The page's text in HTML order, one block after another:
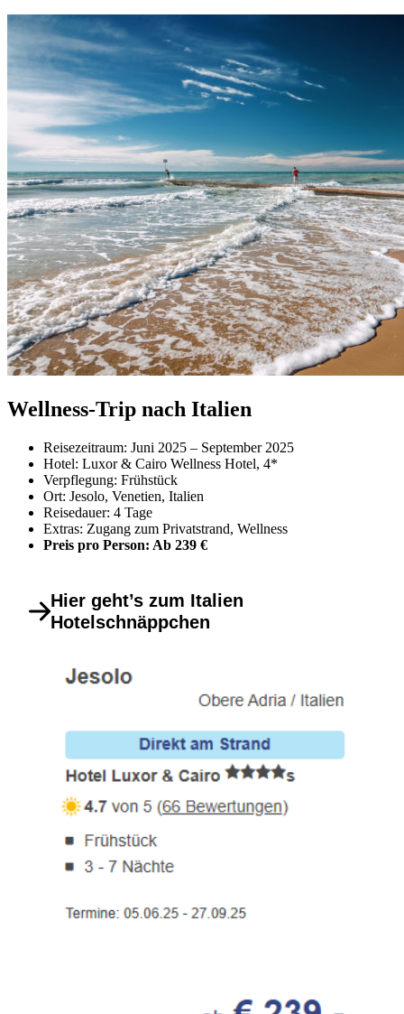
Wellness-Trip nach Italien
Reisezeitraum: Juni 2025 – September 2025
Hotel: Luxor & Cairo Wellness Hotel, 4*
Verpflegung: Frühstück
Ort: Jesolo, Venetien, Italien
Reisedauer: 4 Tage
Extras: Zugang zum Privatstrand, Wellness
Preis pro Person: Ab 239 €
Hier geht’s zum Italien
Hotelschnäppchen